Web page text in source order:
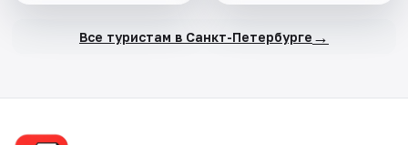
Все туристам в Санкт-Петербурге →